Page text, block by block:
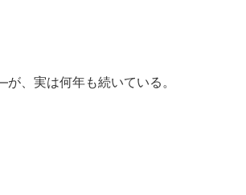
、実は何年も続いている。